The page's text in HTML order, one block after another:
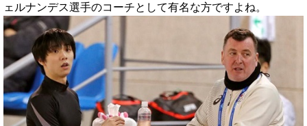
ェルナンデス選手のコーチとして有名な方ですよね。